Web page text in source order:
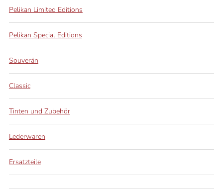
Pelikan Limited Editions
Pelikan Special Editions
Souverän
Classic
Tinten und Zubehör
Lederwaren
Ersatzteile